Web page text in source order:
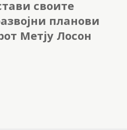
своите
планови
Метју Лосон